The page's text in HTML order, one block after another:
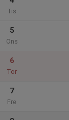
Tis
5
Ons
6
Tor
7
Fre